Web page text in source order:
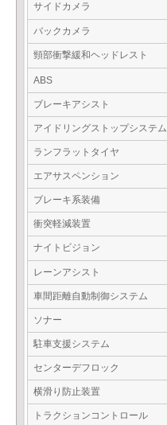
サイドカメラ
バックカメラ
頸部衝撃緩和ヘッドレスト
ABS
ブレーキアシスト
アイドリングストップシステム
ランフラットタイヤ
エアサスペンション
ブレーキ系装備
衝突軽減装置
ナイトビジョン
レーンアシスト
車間距離自動制御システム
ソナー
駐車支援システム
センターデフロック
横滑り防止装置
トラクションコントロール